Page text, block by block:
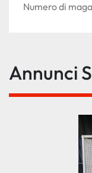
Numero di
Annunci